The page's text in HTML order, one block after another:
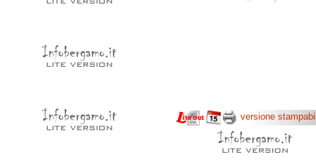
versione